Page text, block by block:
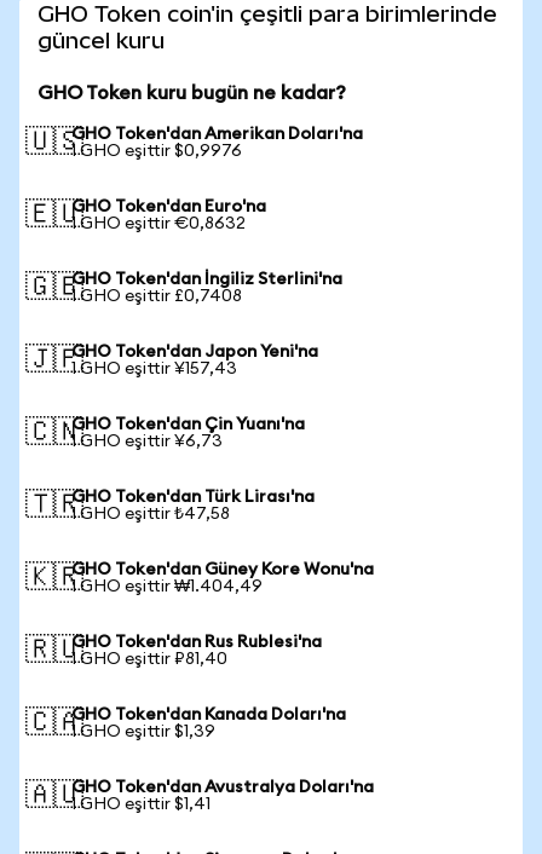
GHO Token coin'in çeşitli para birimlerinde
güncel kuru
GHO Token kuru bugün ne kadar?
🇺🇸GHO Token'dan Amerikan Doları'na
1 GHO eşittir $0,9976
🇪🇺GHO Token'dan Euro'na
1 GHO eşittir €0,8632
🇬🇧GHO Token'dan İngiliz Sterlini'na
1 GHO eşittir £0,7408
🇯🇵GHO Token'dan Japon Yeni'na
1 GHO eşittir ¥157,43
🇨🇳GHO Token'dan Çin Yuanı'na
1 GHO eşittir ¥6,73
🇹🇷GHO Token'dan Türk Lirası'na
1 GHO eşittir ₺47,58
🇰🇷GHO Token'dan Güney Kore Wonu'na
1 GHO eşittir ₩1.404,49
🇷🇺GHO Token'dan Rus Rublesi'na
1 GHO eşittir ₽81,40
🇨🇦GHO Token'dan Kanada Doları'na
1 GHO eşittir $1,39
🇦🇺GHO Token'dan Avustralya Doları'na
1 GHO eşittir $1,41